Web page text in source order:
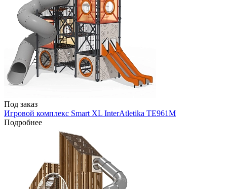
Под заказ
Игровой комплекс Smart XL InterAtletika TE961M
Подробнее